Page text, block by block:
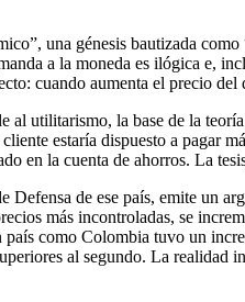
una génesis bautizada
a la moneda es ilógica e,
cuando aumenta el precio
utilitarismo, la base de la
estaría dispuesto a pagar
en la cuenta de ahorros. La
de ese país, emite un
más incontroladas, se
como Colombia tuvo un
al segundo. La